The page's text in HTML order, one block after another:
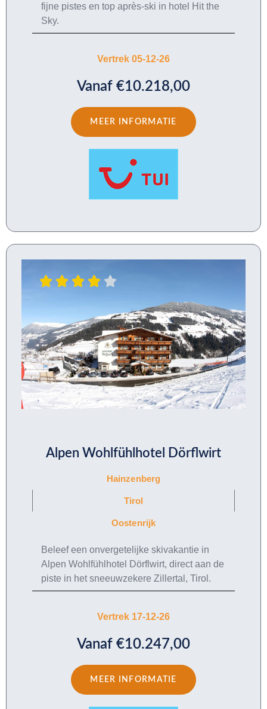
fijne pistes en top après-ski in hotel Hit the
Sky.
Vertrek 05-12-26
Vanaf €10.218,00
MEER INFORMATIE
Alpen Wohlfühlhotel Dörflwirt
Hainzenberg
Tirol
Oostenrijk
Beleef een onvergetelijke skivakantie in
Alpen Wohlfühlhotel Dörflwirt, direct aan de
piste in het sneeuwzekere Zillertal, Tirol.
Vertrek 17-12-26
Vanaf €10.247,00
MEER INFORMATIE